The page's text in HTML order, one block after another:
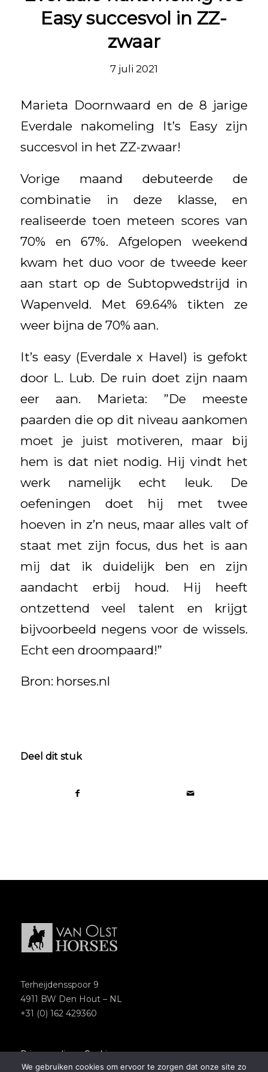
Easy succesvol in ZZ-
zwaar
7 juli 2021
Marieta Doornwaard en de 8 jarige
Everdale nakomeling It’s Easy zijn
succesvol in het ZZ-zwaar!
Vorige maand debuteerde de
combinatie in deze klasse, en
realiseerde toen meteen scores van
70% en 67%. Afgelopen weekend
kwam het duo voor de tweede keer
aan start op de Subtopwedstrijd in
Wapenveld. Met 69.64% tikten ze
weer bijna de 70% aan.
It’s easy (Everdale x Havel) is gefokt
door L. Lub. De ruin doet zijn naam
eer aan. Marieta: ”De meeste
paarden die op dit niveau aankomen
moet je juist motiveren, maar bij
hem is dat niet nodig. Hij vindt het
werk namelijk echt leuk. De
oefeningen doet hij met twee
hoeven in z’n neus, maar alles valt of
staat met zijn focus, dus het is aan
mij dat ik duidelijk ben en zijn
aandacht erbij houd. Hij heeft
ontzettend veel talent en krijgt
bijvoorbeeld negens voor de wissels.
Echt een droompaard!”
Bron: horses.nl
Deel dit stuk
Terheijdensspoor 9
4911 BW Den Hout – NL
+31 (0) 162 429360
Privacypolicy–Cookies
Copyright 2018 – Van Olst Horses
We gebruiken cookies om ervoor te zorgen dat onze site zo